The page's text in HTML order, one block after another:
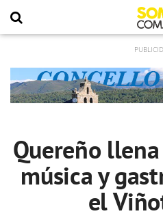
Quereño
música y
el